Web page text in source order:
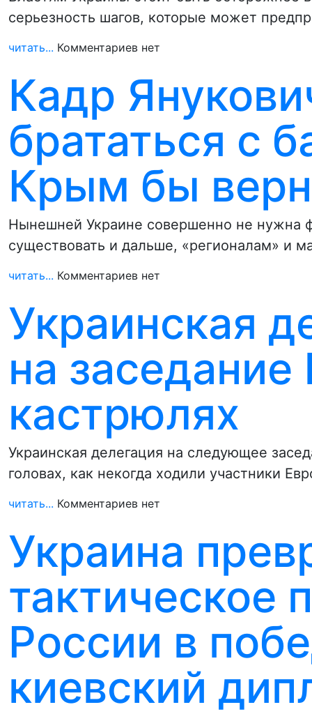
серьезность шагов, которые может
читать... Комментариев нет
Кадр
брататься с
Крым бы
Нынешней Украине совершенно не нужна
существовать и дальше, «регионалам» и
читать... Комментариев нет
Украинская
на
кастрюлях
Украинская делегация на следующее
головах, как некогда ходили участники
читать... Комментариев нет
Украина
тактическое
России в
киевский